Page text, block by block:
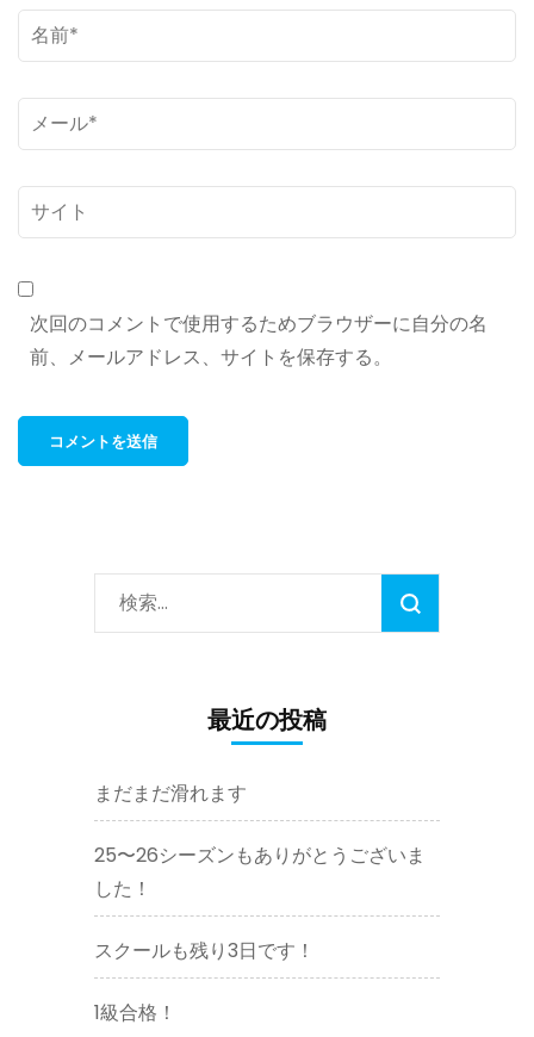
名
前
*
ー
ル
サ
イ
次回のコメントで使用するためブラウザーに自分の名
前、メールアドレス、サイトを保存する。
検
索:
最近の投稿
まだまだ滑れます
25〜26シーズンもありがとうございま
した！
スクールも残り3日です！
1級合格！